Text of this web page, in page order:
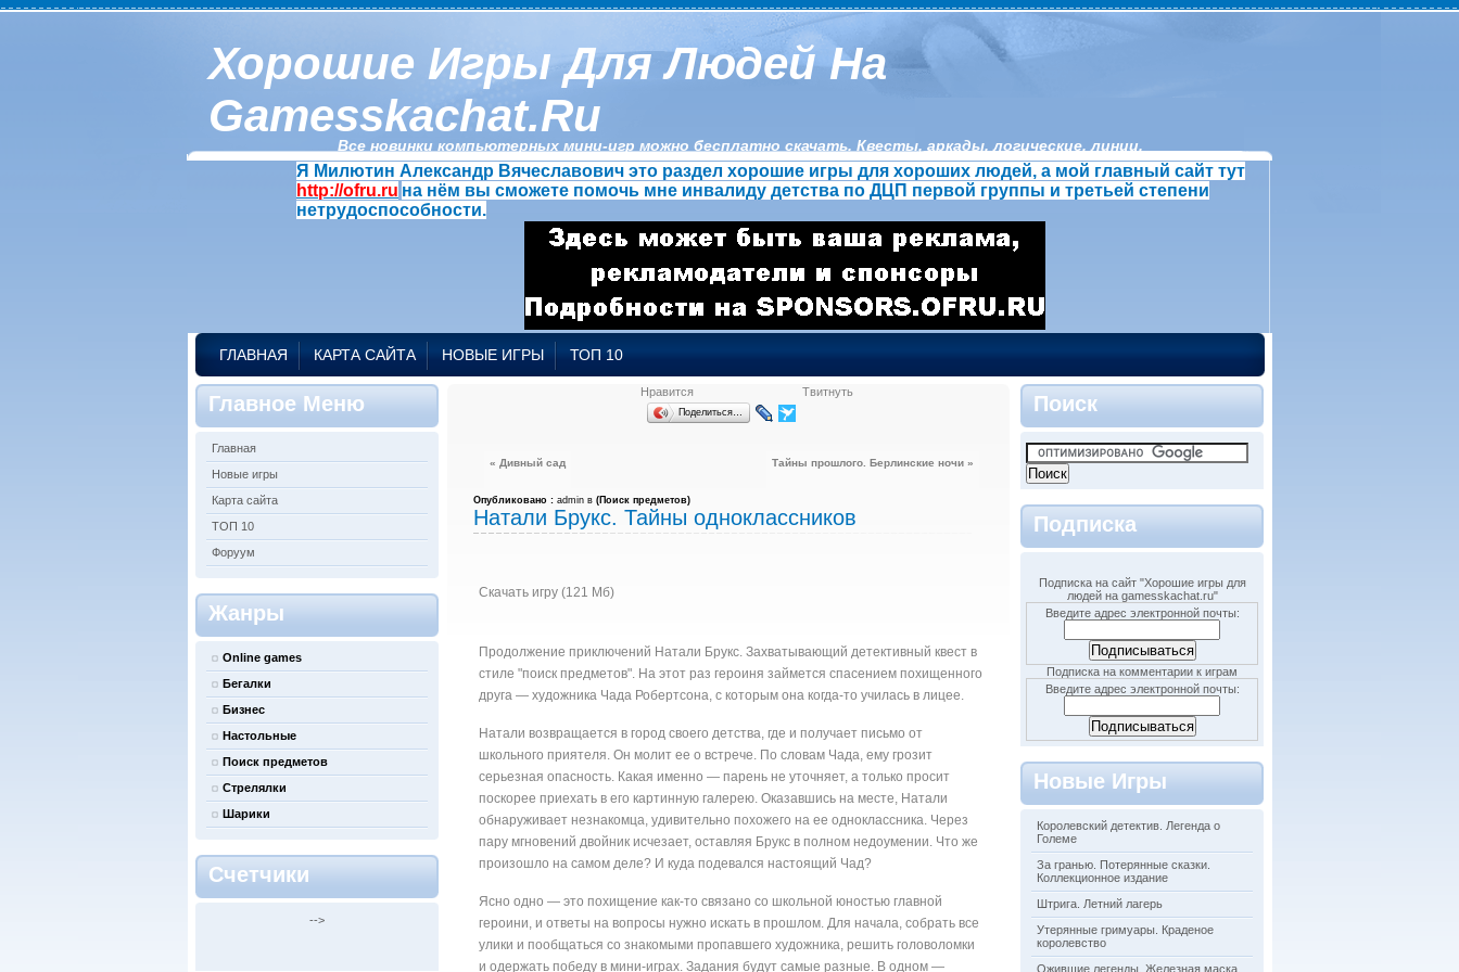
Хорошие Игры Для Людей На
Gamesskachat.ru
Все новинки компьютерных мини-игр можно бесплатно скачать. Квесты, аркады, логические, линии.
Я Милютин Александр Вячеславович это раздел хорошие игры для хороших людей, а мой главный сайт тут
http://ofru.ru на нём вы сможете помочь мне инвалиду детства по ДЦП первой группы и третьей степени
нетрудоспособности.
ГЛАВНАЯ КАРТА САЙТА НОВЫЕ ИГРЫ ТОП 10
Главное Меню
Главная
Новые игры
Карта сайта
ТОП 10
Форуум
Жанры
Online games
Бегалки
Бизнес
Настольные
Поиск предметов
Стрелялки
Шарики
Счетчики
-->
Нравится
Поделиться…
Твитнуть
« Дивный сад Тайны прошлого. Берлинские ночи »
Опубликовано : admin в (Поиск предметов)
Натали Брукс. Тайны одноклассников
Скачать игру (121 Мб)
Продолжение приключений Натали Брукс. Захватывающий детективный квест в
стиле "поиск предметов". На этот раз героиня займется спасением похищенного
друга — художника Чада Робертсона, с которым она когда-то училась в лицее.
Натали возвращается в город своего детства, где и получает письмо от
школьного приятеля. Он молит ее о встрече. По словам Чада, ему грозит
серьезная опасность. Какая именно — парень не уточняет, а только просит
поскорее приехать в его картинную галерею. Оказавшись на месте, Натали
обнаруживает незнакомца, удивительно похожего на ее одноклассника. Через
пару мгновений двойник исчезает, оставляя Брукс в полном недоумении. Что же
произошло на самом деле? И куда подевался настоящий Чад?
Ясно одно — это похищение как-то связано со школьной юностью главной
героини, и ответы на вопросы нужно искать в прошлом. Для начала, собрать все
улики и пообщаться со знакомыми пропавшего художника, решить головоломки
и одержать победу в мини-играх. Задания будут самые разные. В одном —
Поиск
Подписка
Подписка на сайт "Хорошие игры для
людей на gamesskachat.ru"
Введите адрес электронной почты:
Подписка на комментарии к играм
Введите адрес электронной почты:
Новые Игры
Королевский детектив. Легенда о
Големе
За гранью. Потерянные сказки.
Коллекционное издание
Штрига. Летний лагерь
Утерянные гримуары. Краденое
королевство
Ожившие легенды. Железная маска.